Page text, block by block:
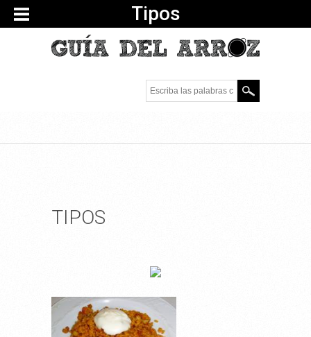
Tipos
Escriba las palabras
clave.
TIPOS